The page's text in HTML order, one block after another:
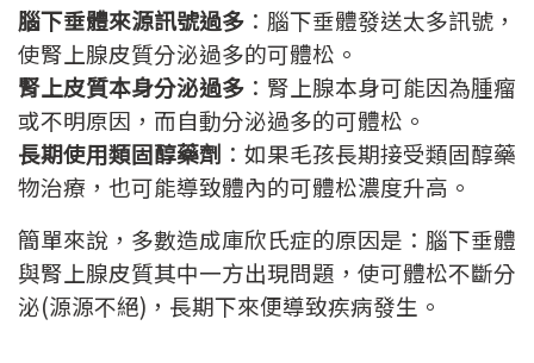
腦下垂體來源訊號過多 ：腦下垂體發送太多訊號，
使腎上腺皮質分泌過多的可體松。
腎上皮質本身分泌過多 ：腎上腺本身可能因為腫瘤
或不明原因，而自動分泌過多的可體松。
長期使用類固醇藥劑 ：如果毛孩長期接受類固醇藥
物治療，也可能導致體內的可體松濃度升高。
簡單來說，多數造成庫欣氏症的原因是：腦下垂體
與腎上腺皮質其中一方出現問題，使可體松不斷分
泌(源源不絕)，長期下來便導致疾病發生。